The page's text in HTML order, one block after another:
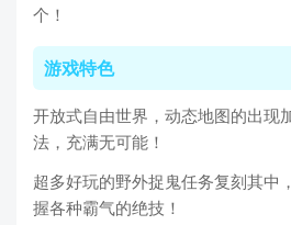
个！
游戏特色
开放式自由世界，动态地图的出现
法，充满无可能！
超多好玩的野外捉鬼任务复刻其中
握各种霸气的绝技！